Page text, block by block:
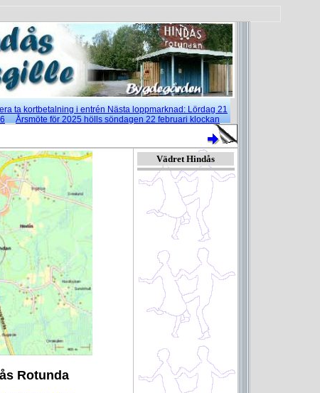
ta kortbetalning i entrén Nästa loppmarknad: Lördag 21
Årsmöte för 2025 hölls söndagen 22 februari klockan
21
Rotunda
Vädret Hindås